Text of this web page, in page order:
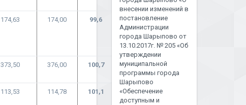
174,63 174,00 99,6
373,50 376,00 100,7
113,53 114,78 101,1
внесении изменений в
постановление
Администрации
города Шарыпово от
13.10.2017г. № 205 «Об
утверждении
муниципальной
программы города
Шарыпово
«Обеспечение
доступным и